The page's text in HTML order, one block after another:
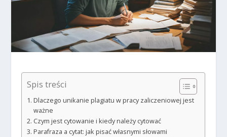
Spis treści
Dlaczego unikanie plagiatu w pracy zaliczeniowej jest
ważne
Czym jest cytowanie i kiedy należy cytować
Parafraza a cytat: jak pisać własnymi słowami